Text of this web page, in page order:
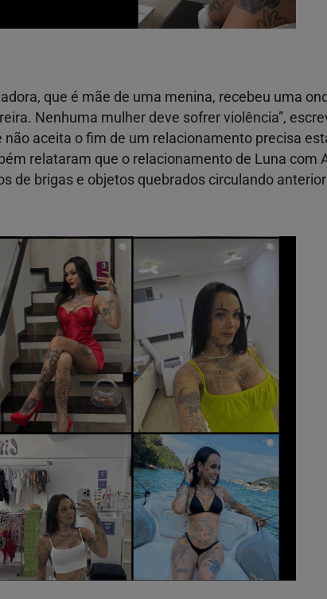
que é mãe de uma menina, recebeu uma
Nenhuma mulher deve sofrer violência”,
não aceita o fim de um relacionamento precisa
relataram que o relacionamento de Luna com
de brigas e objetos quebrados circulando